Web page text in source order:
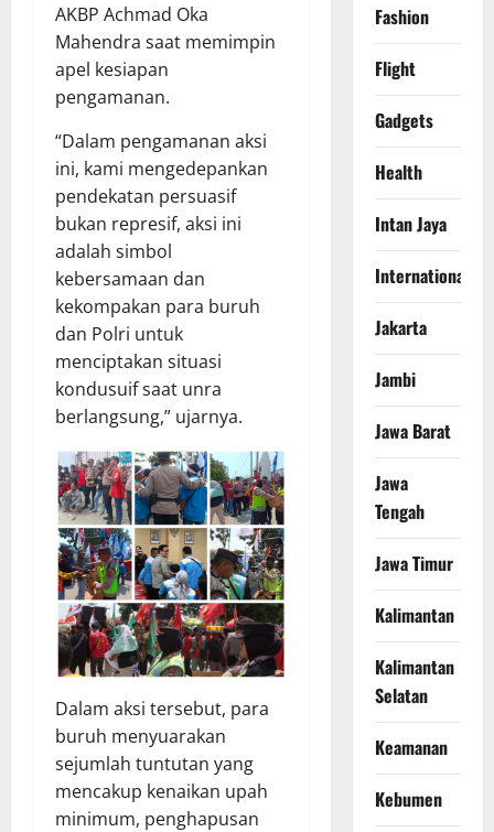
AKBP Achmad Oka
Mahendra saat memimpin
apel kesiapan
pengamanan.
“Dalam pengamanan aksi
ini, kami mengedepankan
pendekatan persuasif
bukan represif, aksi ini
adalah simbol
kebersamaan dan
kekompakan para buruh
dan Polri untuk
menciptakan situasi
kondusuif saat unra
berlangsung,” ujarnya.
Dalam aksi tersebut, para
buruh menyuarakan
sejumlah tuntutan yang
mencakup kenaikan upah
minimum, penghapusan
Fashion
Flight
Gadgets
Health
Intan Jaya
International
Jakarta
Jambi
Jawa Barat
Jawa
Tengah
Jawa Timur
Kalimantan
Kalimantan
Selatan
Keamanan
Kebumen